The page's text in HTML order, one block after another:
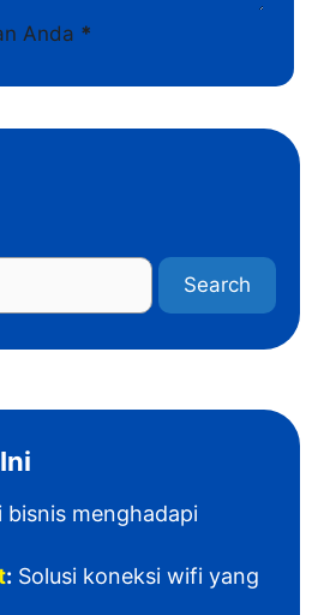
Anda *
Search
bisnis menghadapi
: Solusi koneksi wifi yang